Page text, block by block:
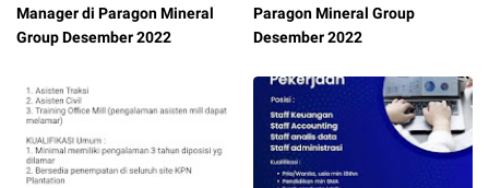
Manager di Paragon Mineral
Group Desember 2022
Paragon Mineral Group
Desember 2022